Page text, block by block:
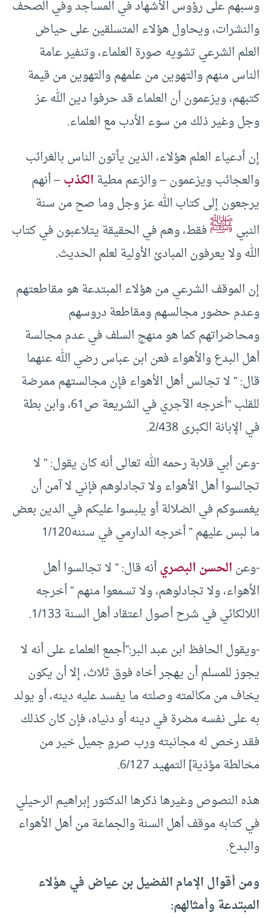
وسبهم على رؤوس الأشهاد في المساجد وفي الصحف
والنشرات، ويحاول هؤلاء المتسلقين على حياض
العلم الشرعي تشويه صورة العلماء، وتنفير عامة
الناس منهم والتهوين من علمهم والتهوين من قيمة
كتبهم، ويزعمون أن العلماء قد حرفوا دين الله عز
وجل وغير ذلك من سوء الأدب مع العلماء.
إن أدعياء العلم هؤلاء، الذين يأتون الناس بالغرائب
والعجائب ويزعمون – والزعم مطيةالكذب– أنهم
يرجعون إلى كتاب الله عز وجل وما صح من سنة
النبيﷺفقط، وهم في الحقيقة يتلاعبون في كتاب
الله ولا يعرفون المبادئ الأولية لعلم الحديث.
إن الموقف الشرعي من هؤلاء المبتدعة هو مقاطعتهم
وعدم حضور مجالسهم ومقاطعة دروسهم
ومحاضراتهم كما هو منهج السلف في عدم مجالسة
أهل البدع والأهواء فعن ابن عباس رضي الله عنهما
قال: ” لا تجالس أهل الأهواء فإن مجالستهم ممرضة
للقلب “أخرجه الآجري في الشريعة ص61، وابن بطة
في الإبانة الكبرى 2/438.
-وعن أبي قلابة رحمه الله تعالى أنه كان يقول: ” لا
تجالسوا أهل الأهواء ولا تجادلوهم فإني لا آمن أن
يغمسوكم في الضلالة أو يلبسوا عليكم في الدين بعض
ما لبس عليهم ” أخرجه الدارمي في سننه1/120
-وعنالحسن البصريأنه قال: ” لا تجالسوا أهل
الأهواء، ولا تجادلوهم، ولا تسمعوا منهم ” أخرجه
اللالكائي في شرح أصول اعتقاد أهل السنة 1/133.
-ويقول الحافظ ابن عبد البر:”أجمع العلماء على أنه لا
يجوز للمسلم أن يهجر أخاه فوق ثلاث، إلا أن يكون
يخاف من مكالمته وصلته ما يفسد عليه دينه، أو يولد
به على نفسه مضرة في دينه أو دنياه، فإن كان كذلك
فقد رخص له مجانبته ورب صرمٍ جميل خير من
مخالطة مؤذية] التمهيد 6/127.
هذه النصوص وغيرها ذكرها الدكتور إبراهيم الرحيلي
في كتابه موقف أهل السنة والجماعة من أهل الأهواء
والبدع.
ومن أقوال الإمام الفضيل بن عياض في هؤلاء
المبتدعة وأمثالهم: